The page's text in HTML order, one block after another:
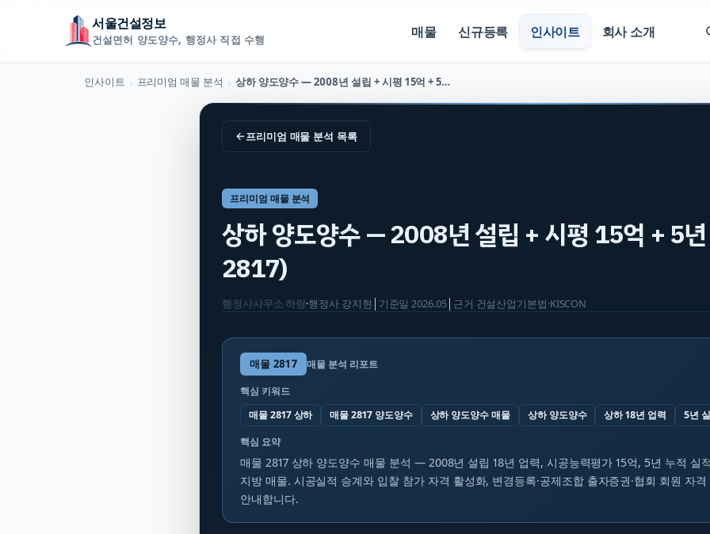
서울건설정보
건설면허 양도양수, 행정사 직접 수행 매물 신규등록 인사이트 회사 소개
인사이트 › 프리미엄 매물 분석 › 상하 양도양수 — 2008년 설립 + 시평 15억 + 5년 7.8억 (매물 2817)
←프리미엄 매물 분석 목록
프리미엄 매물 분석
상하 양도양수 — 2008년 설립 + 시평 15억 + 5
2817)
행정사사무소 하랑·행정사 강지현 기준일2026.05│ 근거 건설산업기본법·KISCON
매물 2817 매물 분석 리포트
핵심 키워드
매물 2817 상하
매물 2817 양도양수 상하 양도양수 매물 상하 양도양수 상하 18년 업력
5년
핵심 요약
매물 2817 상하 양도양수 매물 분석 — 2008년 설립 18년 업력, 시공능력평가 15억, 5년 누적 실
지방 매물. 시공실적 승계와 입찰 참가 자격 활성화, 변경등록·공제조합 출자증권·협회 회원 자
안내합니다.